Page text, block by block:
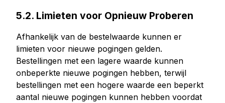
5.2. Limieten voor Opnieuw Proberen
Afhankelijk van de bestelwaarde kunnen er
limieten voor nieuwe pogingen gelden.
Bestellingen met een lagere waarde kunnen
onbeperkte nieuwe pogingen hebben, terwijl
bestellingen met een hogere waarde een beperkt
aantal nieuwe pogingen kunnen hebben voordat